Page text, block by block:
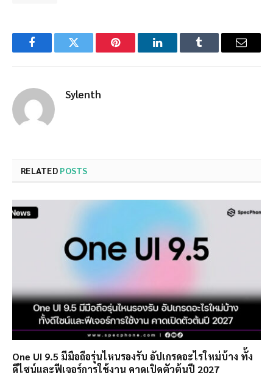
FacebookTwitter Pinterest LinkedInTumblr Email
Sylenth
RELATED POSTS
One UI 9.5 มีมือถือรุ่นไหนรองรับ อัปเกรดอะไรใหม่บ้าง ทั้ง
ดีไซน์และฟีเจอร์การใช้งาน คาดเปิดตัวต้นปี 2027